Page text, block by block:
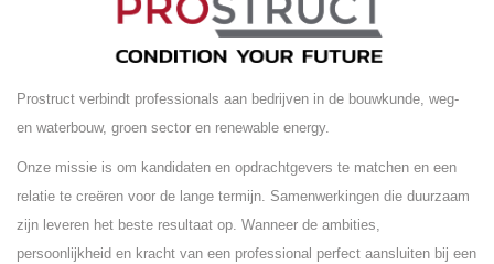
Prostruct verbindt professionals aan bedrijven in de bouwkunde, weg-
en waterbouw, groen sector en renewable energy.
Onze missie is om kandidaten en opdrachtgevers te matchen en een
relatie te creëren voor de lange termijn. Samenwerkingen die duurzaam
zijn leveren het beste resultaat op. Wanneer de ambities,
persoonlijkheid en kracht van een professional perfect aansluiten bij een